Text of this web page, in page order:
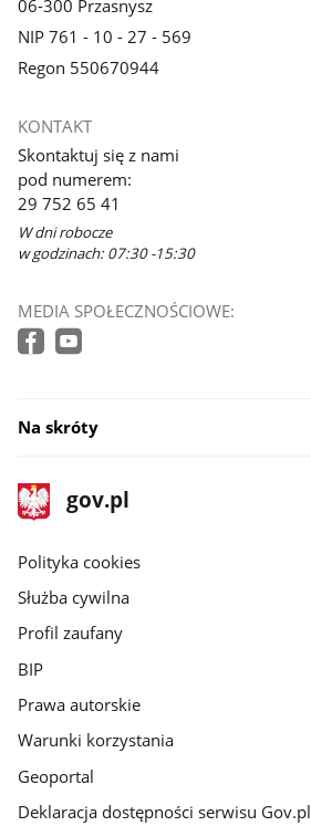
06-300 Przasnysz
NIP 761 - 10 - 27 - 569
Regon 550670944
KONTAKT
Skontaktuj się z nami
pod numerem:
29 752 65 41
W dni robocze
w godzinach: 07:30 -15:30
MEDIA SPOŁECZNOŚCIOWE:
Na skróty
stopka
gov.pl
Strona
gov.pl
gov.pl
Polityka cookies
Służba cywilna
Profil zaufany
BIP
Prawa autorskie
Warunki korzystania
Geoportal
Deklaracja dostępności serwisu Gov.pl